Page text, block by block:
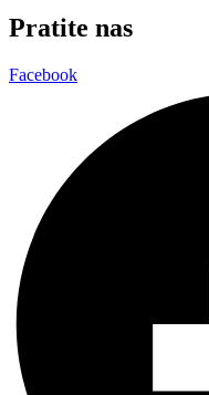
Pratite nas
Facebook